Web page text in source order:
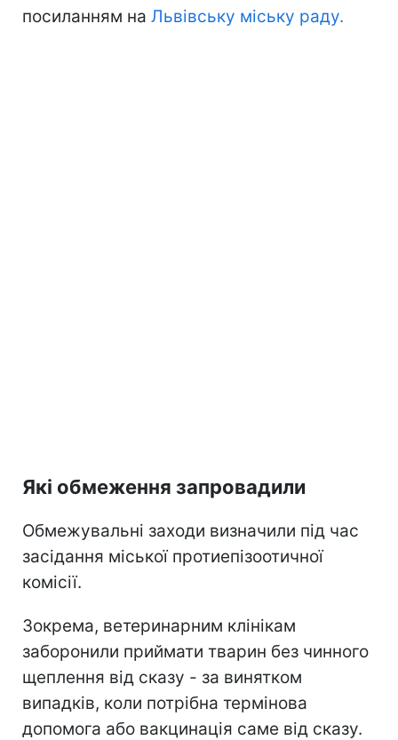
посиланням на Львівську міську раду.
Які обмеження запровадили
Обмежувальні заходи визначили під час
засідання міської протиепізоотичної
комісії.
Зокрема, ветеринарним клінікам
заборонили приймати тварин без чинного
щеплення від сказу - за винятком
випадків, коли потрібна термінова
допомога або вакцинація саме від сказу.